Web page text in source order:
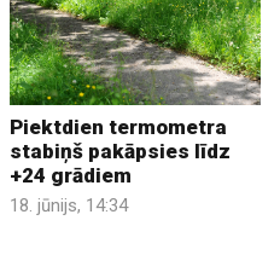
Piektdien termometra
stabiņš pakāpsies līdz
+24 grādiem
18. jūnijs, 14:34